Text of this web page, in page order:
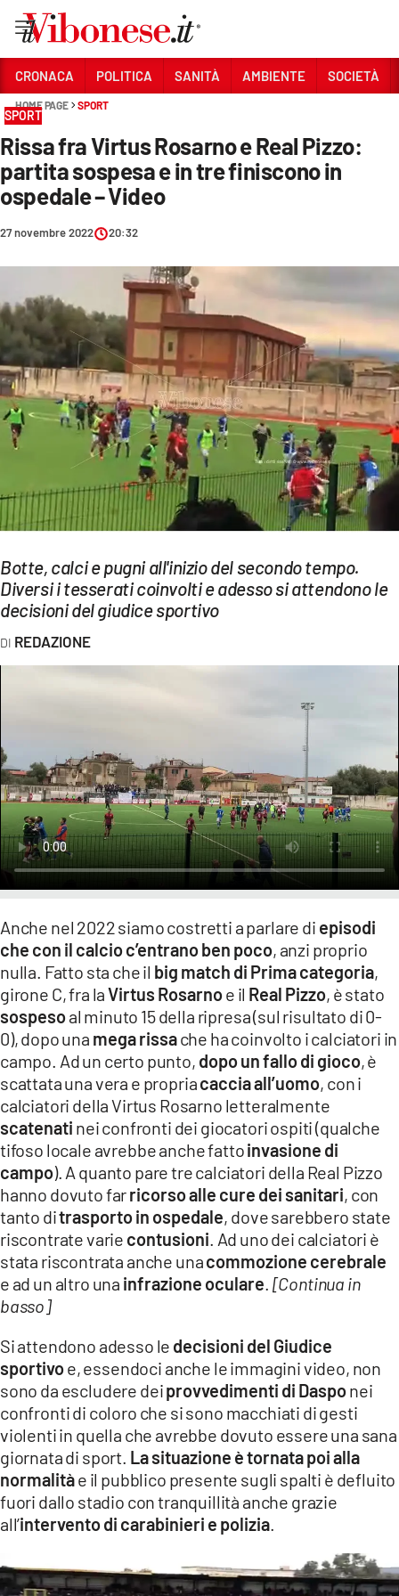
Sezioni
CRONACA
POLITICA
SOCIETÀ
CULTURA
ECONOMIA E LAVORO
EVENTI
Streaming
LAC TV
LAC NETWORK
LAC ONAIR
LACONAIR.IT
LACITYMAG.IT
ILREGGINO.IT
ILVIBONESE.IT
CATANZAROCHANNEL.IT
LACAPITALENEWS.IT
App
ANDROID
APPLE
CRONACA POLITICA SANITÀ AMBIENTE SOCIETÀ
HOME PAGE SPORT
SPORT
Rissa fra Virtus Rosarno e Real Pizzo:
partita sospesa e in tre finiscono in
ospedale – Video
27 novembre 2022 20:32
Botte, calci e pugni all'inizio del secondo tempo.
Diversi i tesserati coinvolti e adesso si attendono le
decisioni del giudice sportivo
REDAZIONE
Anche nel 2022 siamo costretti a parlare di episodi
che con il calcio c’entrano ben poco, anzi proprio
nulla. Fatto sta che il big match di Prima categoria,
girone C, fra laVirtus Rosarnoe il Real Pizzo, è stato
sospesoal minuto 15 della ripresa (sul risultato di 0-
0), dopo una mega rissache ha coinvolto i calciatori in
campo. Ad un certo punto, dopo un fallo di gioco, è
scattata una vera e propriacaccia all’uomo, con i
calciatori della Virtus Rosarno letteralmente
scatenati nei confronti dei giocatori ospiti (qualche
tifoso locale avrebbe anche fattoinvasione di
campo). A quanto pare tre calciatori della Real Pizzo
hanno dovuto farricorso alle cure dei sanitari, con
tanto ditrasporto in ospedale, dove sarebbero state
riscontrate varie contusioni . Ad uno dei calciatori è
stata riscontrata anche unacommozione cerebrale
e ad un altro una infrazione oculare [Continua in
basso]
Si attendono adesso le decisioni del Giudice
sportivoe, essendoci anche le immagini video, non
sono da escludere deiprovvedimenti di Dasponei
confronti di coloro che si sono macchiati di gesti
violenti in quella che avrebbe dovuto essere una sana
giornata di sport. La situazione è tornata poi alla
normalitàe il pubblico presente sugli spalti è defluito
fuori dallo stadio con tranquillità anche grazie
all’intervento di carabinieri e polizia